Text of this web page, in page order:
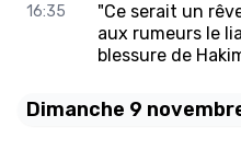
16:35
"Ce serait un
aux rumeurs le
blessure de
Dimanche 9